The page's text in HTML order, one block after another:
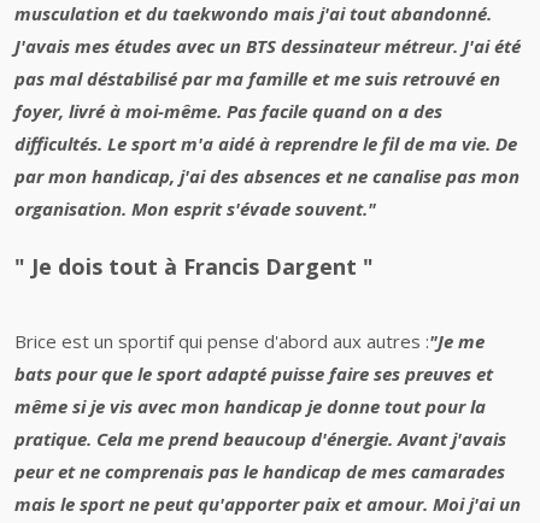
musculation et du taekwondo mais j'ai tout abandonné.
J'avais mes études avec un BTS dessinateur métreur. J'ai été
pas mal déstabilisé par ma famille et me suis retrouvé en
foyer, livré à moi-même. Pas facile quand on a des
difficultés. Le sport m'a aidé à reprendre le fil de ma vie. De
par mon handicap, j'ai des absences et ne canalise pas mon
organisation. Mon esprit s'évade souvent."
" Je dois tout à Francis Dargent "
Brice est un sportif qui pense d'abord aux autres :"Je me
bats pour que le sport adapté puisse faire ses preuves et
même si je vis avec mon handicap je donne tout pour la
pratique. Cela me prend beaucoup d'énergie. Avant j'avais
peur et ne comprenais pas le handicap de mes camarades
mais le sport ne peut qu'apporter paix et amour. Moi j'ai un